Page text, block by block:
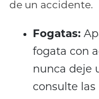
de un accidente.
Fogatas:
fogata con
nunca deje
consulte las